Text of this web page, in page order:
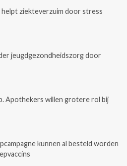
ziekteverzuim door stress
jeugdgezondheidszorg door
Apothekers willen grotere rol bij
kunnen al besteld worden